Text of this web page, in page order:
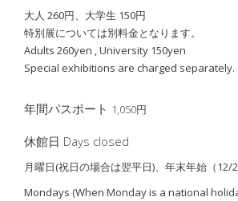
大人 260円、大学生 150円
特別展については別料金となります。
Adults 260yen , University 150yen
Special exhibitions are charged separately.
年間パスポート 1,050円
休館日 Days closed
月曜日(祝日の場合は翌平日)、年末年始（12/
Mondays (When Monday is a national